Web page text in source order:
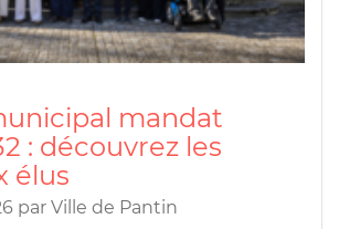
mandat
: découvrez les
élus
par Ville de Pantin